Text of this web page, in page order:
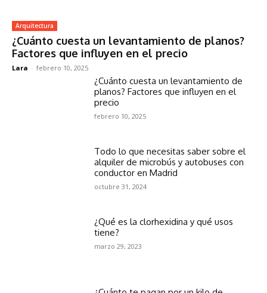
Arquitectura
¿Cuánto cuesta un levantamiento de planos?
Factores que influyen en el precio
Lara - febrero 10, 2025
¿Cuánto cuesta un levantamiento de
planos? Factores que influyen en el
precio
febrero 10, 2025
Todo lo que necesitas saber sobre el
alquiler de microbús y autobuses con
conductor en Madrid
octubre 31, 2024
¿Qué es la clorhexidina y qué usos
tiene?
marzo 29, 2023